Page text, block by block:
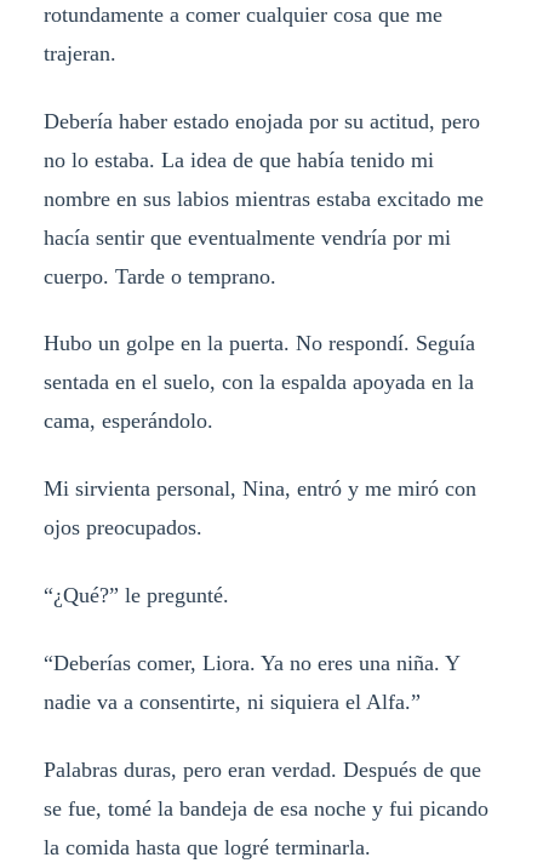
rotundamente a comer cualquier cosa que me
trajeran.
Debería haber estado enojada por su actitud, pero
no lo estaba. La idea de que había tenido mi
nombre en sus labios mientras estaba excitado me
hacía sentir que eventualmente vendría por mi
cuerpo. Tarde o temprano.
Hubo un golpe en la puerta. No respondí. Seguía
sentada en el suelo, con la espalda apoyada en la
cama, esperándolo.
Mi sirvienta personal, Nina, entró y me miró con
ojos preocupados.
“¿Qué?” le pregunté.
“Deberías comer, Liora. Ya no eres una niña. Y
nadie va a consentirte, ni siquiera el Alfa.”
Palabras duras, pero eran verdad. Después de que
se fue, tomé la bandeja de esa noche y fui picando
la comida hasta que logré terminarla.